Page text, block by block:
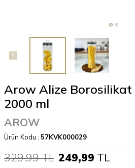
Arow Alize Borosilikat
2000 ml
AROW
Ürün Kodu : 57KVK000029
329,99TL 249,99 TL